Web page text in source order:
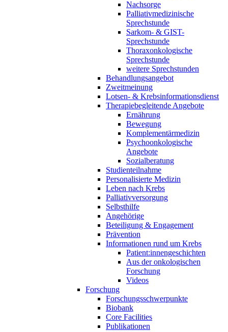
Nachsorge
Palliativmedizinische
Sprechstunde
Sarkom- & GIST-
Sprechstunde
Thoraxonkologische
Sprechstunde
weitere Sprechstunden
Behandlungsangebot
Zweitmeinung
Lotsen- & Krebsinformationsdienst
Therapiebegleitende Angebote
Ernährung
Bewegung
Komplementärmedizin
Psychoonkologische
Angebote
Sozialberatung
Studienteilnahme
Personalisierte Medizin
Leben nach Krebs
Palliativversorgung
Selbsthilfe
Angehörige
Beteiligung & Engagement
Prävention
Informationen rund um Krebs
Patient:innengeschichten
Aus der onkologischen
Forschung
Videos
Forschung
Forschungsschwerpunkte
Biobank
Core Facilities
Publikationen